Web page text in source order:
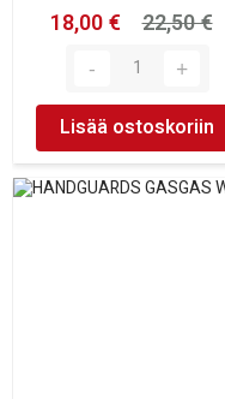
18,00 €
22,50 €
Lisää ostoskoriin